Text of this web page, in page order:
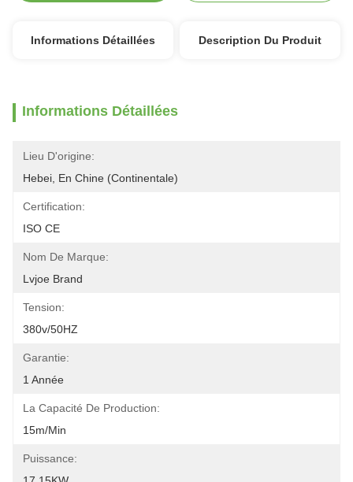
Informations Détaillées Description Du Produit
Informations Détaillées
Lieu D'origine:
Hebei, En Chine (continentale)
Certification:
ISO CE
Nom De Marque:
Lvjoe Brand
Tension:
380v/50HZ
Garantie:
1 Année
La Capacité De Production:
15m/min
Puissance: